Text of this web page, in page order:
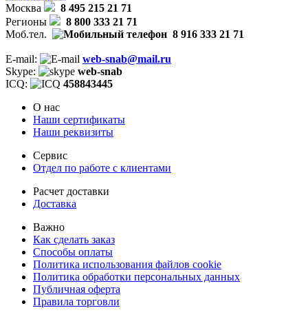
Москва
8 495 215 21 71
Регионы
8 800 333 21 71
Моб.тел.
8 916 333 21 71
E-mail:
web-snab@mail.ru
Skype:
web-snab
ICQ:
458843445
О нас
Наши сертификаты
Наши реквизиты
Сервис
Отдел по работе с клиентами
Расчет доставки
Доставка
Важно
Как сделать заказ
Способы оплаты
Политика использования файлов cookie
Политика обработки персональных данных
Публичная оферта
Правила торговли